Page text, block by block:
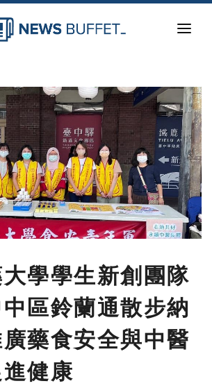
學學生新創團隊
區鈴蘭通散步納
藥食安全與中醫
健康